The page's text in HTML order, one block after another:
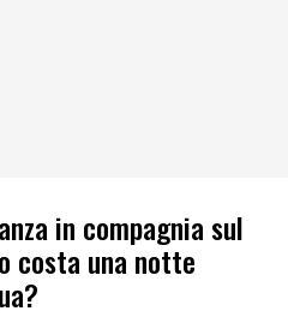
in compagnia sul
costa una notte